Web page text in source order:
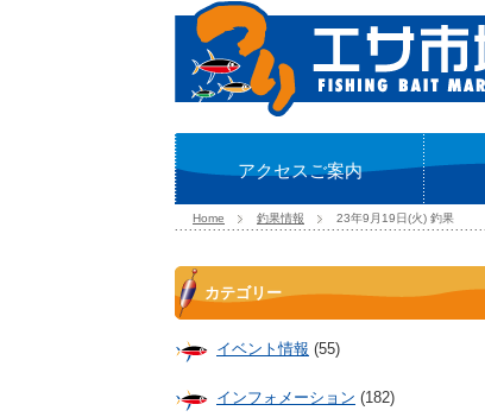
アクセスご案内
Home 釣果情報 23年9月19日(火) 釣果
カテゴリー
イベント情報 (55)
インフォメーション (182)